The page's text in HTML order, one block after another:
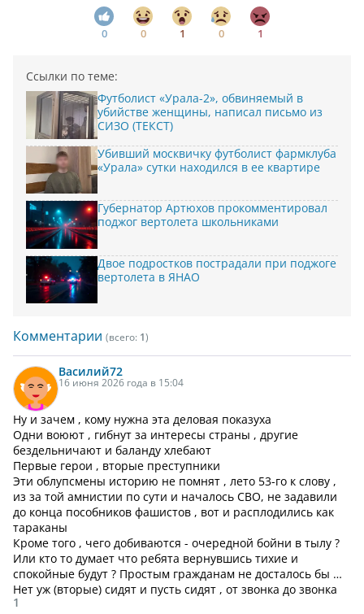
0 0 1 0 1
Ссылки по теме:
Футболист «Урала-2», обвиняемый в
убийстве женщины, написал письмо из
СИЗО (ТЕКСТ)
Убивший москвичку футболист фармклуба
«Урала» сутки находился в ее квартире
Губернатор Артюхов прокомментировал
поджог вертолета школьниками
Двое подростков пострадали при поджоге
вертолета в ЯНАО
Комментарии (всего: 1)
Василий72
16 июня 2026 года в 15:04
Ну и зачем , кому нужна эта деловая показуха
Одни воюют , гибнут за интересы страны , другие
бездельничают и баланду хлебают
Первые герои , вторые преступники
Эти облупсмены историю не помнят , лето 53-го к слову ,
из за той амнистии по сути и началось СВО, не задавили
до конца пособников фашистов , вот и расплодились как
тараканы
Кроме того , чего добиваются - очередной бойни в тылу ?
Или кто то думает что ребята вернувшись тихие и
спокойные будут ? Простым гражданам не досталось бы …
Нет уж (вторые) сидят и пусть сидят , от звонка до звонка
1